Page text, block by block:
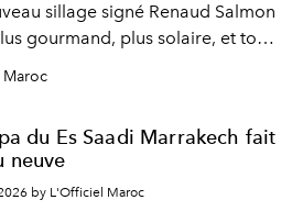
sillage signé Renaud Salmon
gourmand, plus solaire, et tout
du Es Saadi Marrakech fait
neuve
by L'Officiel Maroc